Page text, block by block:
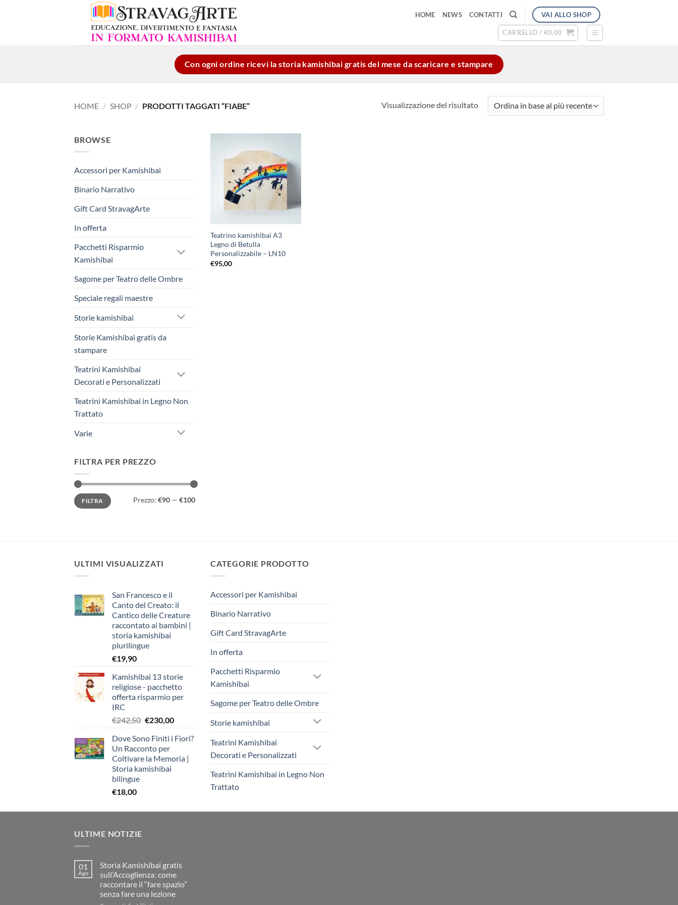
HOME NEWS CONTATTI VAI ALLO SHOP
CARRELLO / €0,00
Con ogni ordine ricevi la storia kamishibai gratis del mese da scaricare e stampare
HOME / SHOP / PRODOTTI TAGGATI “FIABE” Visualizzazione del risultato
BROWSE
Accessori per Kamishibai
Binario Narrativo
Gift Card StravagArte
In offerta
Pacchetti Risparmio
Kamishibai
Sagome per Teatro delle Ombre
Speciale regali maestre
Storie kamishibai
Storie Kamishibai gratis da
stampare
Teatrini Kamishibai
Decorati e Personalizzati
Teatrini Kamishibai in Legno Non
Trattato
Varie
FILTRA PER PREZZO
Prezzo
Min
Prezzo
MaxFILTRA Prezzo: €90 — €100
Aggiungi
alla lista
dei
desideri
Teatrino kamishibai A3
Legno di Betulla
Personalizzabile – LN10
€95,00
ULTIMI VISUALIZZATI
San Francesco e il
Canto del Creato: il
Cantico delle Creature
raccontato ai bambini |
storia kamishibai
plurilingue
€19,90
Kamishibai 13 storie
religiose - pacchetto
offerta risparmio per
IRC
€242,50 Il
originale
era:
€242,50.
€230,00Il
attuale
€230,00.
Dove Sono Finiti i Fiori?
Un Racconto per
Coltivare la Memoria |
Storia kamishibai
bilingue
€18,00
CATEGORIE PRODOTTO
Accessori per Kamishibai
Binario Narrativo
Gift Card StravagArte
In offerta
Pacchetti Risparmio
Kamishibai
Sagome per Teatro delle Ombre
Storie kamishibai
Teatrini Kamishibai
Decorati e Personalizzati
Teatrini Kamishibai in Legno Non
Trattato
ULTIME NOTIZIE
01
Ago
Storia Kamishibai gratis
sull’Accoglienza: come
raccontare il “fare spazio”
senza fare una lezione